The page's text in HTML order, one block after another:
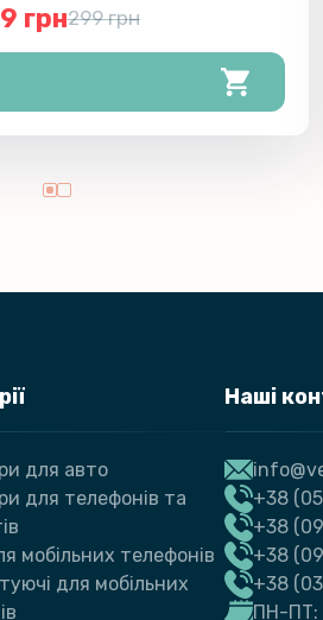
грн299 грн
для авто
для телефонів та
мобільних телефонів
для мобільних
Наші
+38
+38
+38
+38
ПН-ПТ: